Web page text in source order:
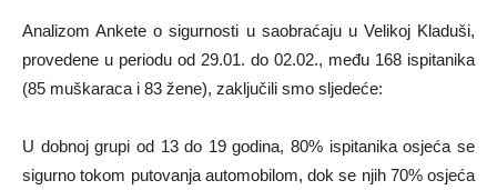
Analizom Ankete o sigurnosti u saobraćaju u Velikoj Kladuši,
provedene u periodu od 29.01. do 02.02., među 168 ispitanika
(85 muškaraca i 83 žene), zaključili smo sljedeće:
U dobnoj grupi od 13 do 19 godina, 80% ispitanika osjeća se
sigurno tokom putovanja automobilom, dok se njih 70% osjeća